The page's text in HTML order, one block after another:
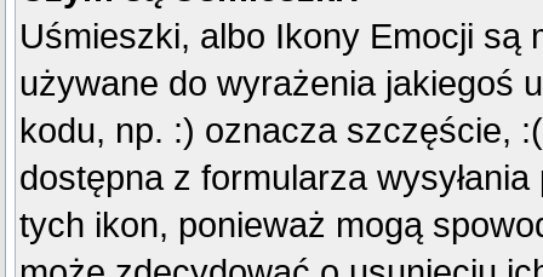
Uśmieszki, albo Ikony Emocji są
używane do wyrażenia jakiegoś
kodu, np. :) oznacza szczęście,
dostępna z formularza
tych ikon, ponieważ mogą